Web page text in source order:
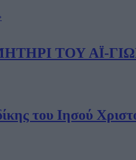
ΤΟΥ ΑΪ-
του Ιησού